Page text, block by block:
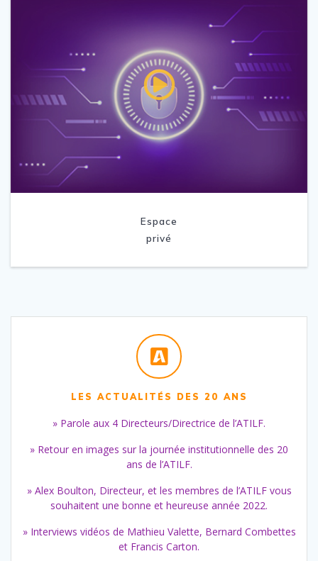
Espace
privé
LES ACTUALITÉS DES 20 ANS
» Parole aux 4 Directeurs/Directrice de l’ATILF.
» Retour en images sur la journée institutionnelle des 20
ans de l’ATILF.
» Alex Boulton, Directeur, et les membres de l’ATILF vous
souhaitent une bonne et heureuse année 2022.
» Interviews vidéos de Mathieu Valette, Bernard Combettes
et Francis Carton.